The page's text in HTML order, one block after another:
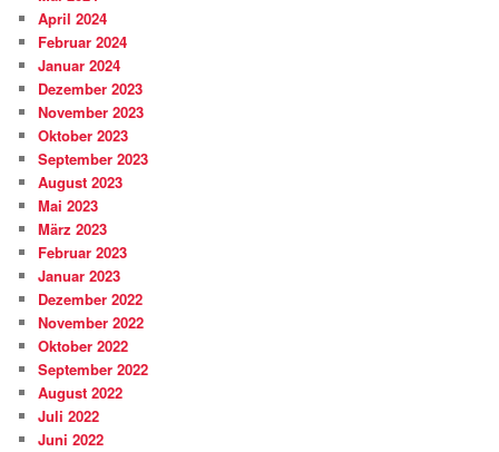
April 2024
Februar 2024
Januar 2024
Dezember 2023
November 2023
Oktober 2023
September 2023
August 2023
Mai 2023
März 2023
Februar 2023
Januar 2023
Dezember 2022
November 2022
Oktober 2022
September 2022
August 2022
Juli 2022
Juni 2022